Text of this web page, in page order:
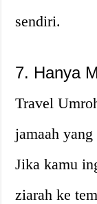
sendiri.
7. Hanya
Travel
jamaah
Jika kamu
ziarah ke